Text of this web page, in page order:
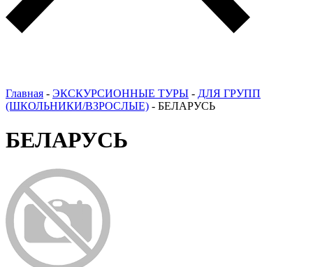
Главная - ЭКСКУРСИОННЫЕ ТУРЫ - ДЛЯ ГРУПП
(ШКОЛЬНИКИ/ВЗРОСЛЫЕ) - БЕЛАРУСЬ
БЕЛАРУСЬ